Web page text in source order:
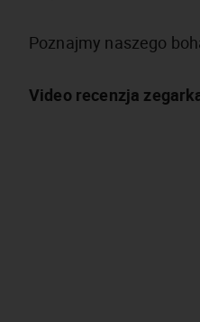
Poznajmy naszego
Video recenzja